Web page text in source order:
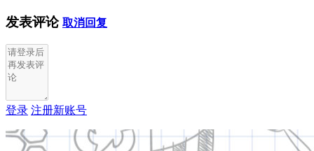
发表评论 取消回复
登录 注册新账号